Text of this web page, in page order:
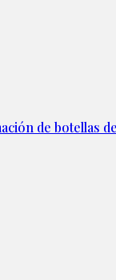
de botellas